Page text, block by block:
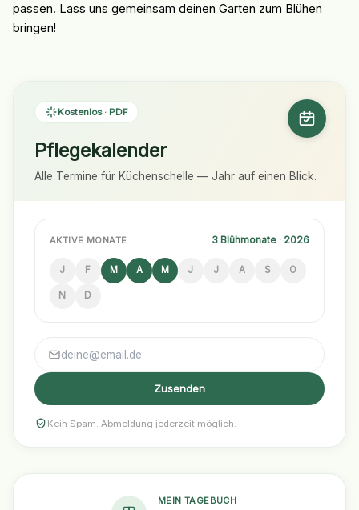
passen. Lass uns gemeinsam deinen Garten zum Blühen
bringen!
Kostenlos · PDF
Pflegekalender
Alle Termine für Küchenschelle — Jahr auf einen Blick.
AKTIVE MONATE 3 Blühmonate · 2026
J F M A M J J A S O
N D
Zusenden
Kein Spam. Abmeldung jederzeit möglich.
MEIN TAGEBUCH